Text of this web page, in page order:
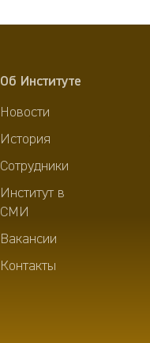
Об Институте
Новости
История
Сотрудники
Институт в
СМИ
Вакансии
Контакты